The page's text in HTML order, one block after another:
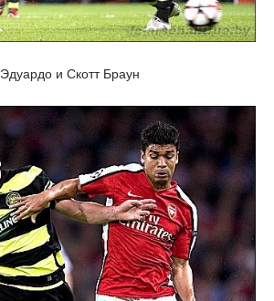
Эдуардо и Скотт Браун